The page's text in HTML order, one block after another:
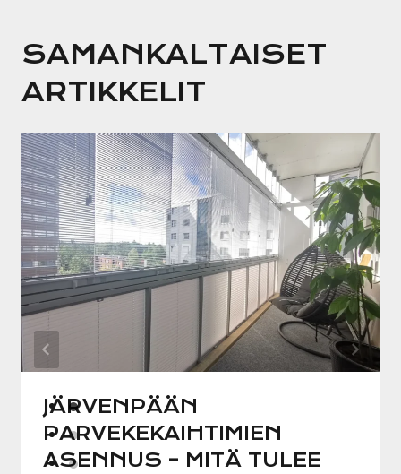
SAMANKALTAISET
ARTIKKELIT
JÄRVENPÄÄN
PARVEKEKAIHTIMIEN
ASENNUS – MITÄ TULEE